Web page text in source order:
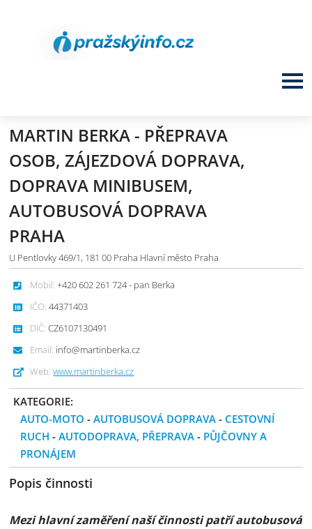
MARTIN BERKA - PŘEPRAVA
OSOB, ZÁJEZDOVÁ DOPRAVA,
DOPRAVA MINIBUSEM,
AUTOBUSOVÁ DOPRAVA
PRAHA
U Pentlovky 469/1, 181 00 Praha Hlavní město Praha
Mobil: +420 602 261 724 - pan Berka
IČO: 44371403
DIČ: CZ6107130491
Email: info@martinberka.cz
Web: www.martinberka.cz
KATEGORIE:
AUTO-MOTO -AUTOBUSOVÁ DOPRAVA- CESTOVNÍ
RUCH -AUTODOPRAVA, PŘEPRAVA - PŮJČOVNY A
PRONÁJEM
Popis činnosti
Mezi hlavní zaměření naší činnosti patří autobusová